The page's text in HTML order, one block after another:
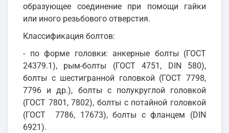
образующее соединение при помощи гайки
или иного резьбового отверстия.
Классификация болтов:
- по форме головки: анкерные болты (ГОСТ
24379.1), рым-болты (ГОСТ 4751, DIN 580),
болты с шестигранной головкой (ГОСТ 7798,
7796 и др.), болты с полукруглой головкой
(ГОСТ 7801, 7802), болты с потайной головкой
(ГОСТ 7786, 17673), болты с фланцем (DIN
6921).